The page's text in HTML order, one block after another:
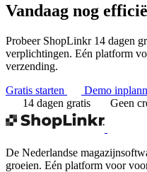
Vandaag nog
Probeer ShopLinkr 14 dagen
verplichtingen. Eén platform
verzending.
Gratis starten
Demo
14 dagen gratis
Geen
De Nederlandse
groeien. Eén platform voor